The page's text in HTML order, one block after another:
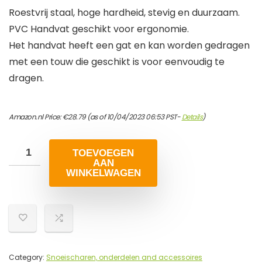
Roestvrij staal, hoge hardheid, stevig en duurzaam.
PVC Handvat geschikt voor ergonomie.
Het handvat heeft een gat en kan worden gedragen
met een touw die geschikt is voor eenvoudig te
dragen.
Amazon.nl Price:€28.79(as of 10/04/2023 06:53 PST-Details)
TOEVOEGEN
AAN
WINKELWAGEN
Category: Snoeischaren, onderdelen and accessoires